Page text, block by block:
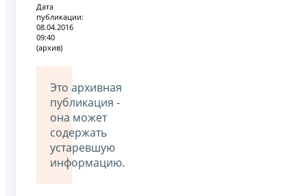
Дата
публикации:
08.04.2016
09:40
(архив)
Это архивная
публикация -
она может
содержать
устаревшую
информацию.